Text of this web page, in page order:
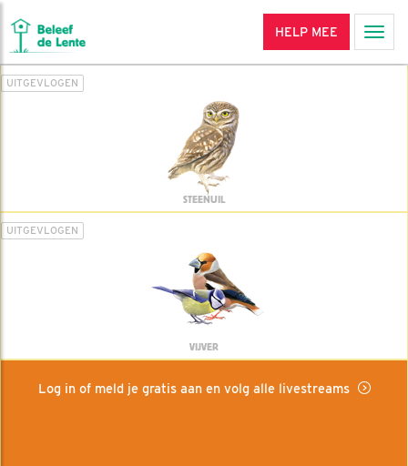
HELP MEE
UITGEVLOGEN
STEENUIL
UITGEVLOGEN
VIJVER
Log in of meld je gratis aan en volg alle livestreams